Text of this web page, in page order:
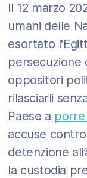
Il 12 marzo
umani delle
esortato
persecuzione
oppositori
rilasciarli
Paese a
accuse
detenzione
la custodia